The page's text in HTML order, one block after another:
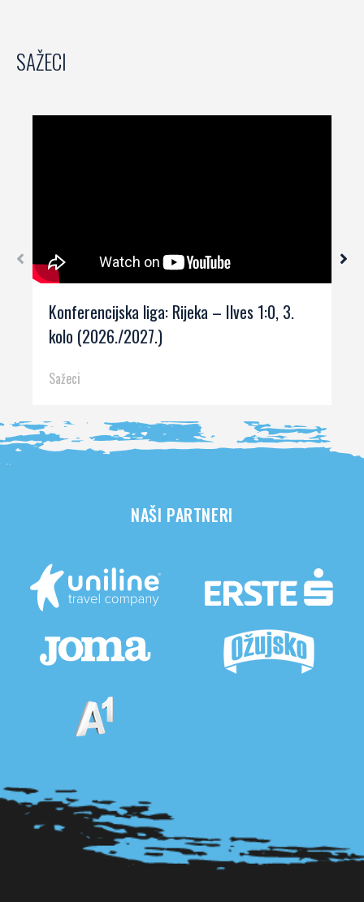
SAŽECI
Konferencijska liga: Rijeka – Ilves 1:0, 3.
kolo (2026./2027.)
Sažeci
NAŠI PARTNERI